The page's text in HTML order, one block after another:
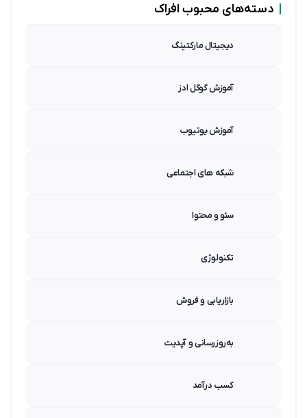
دسته‌های محبوب افراک
دیجیتال مارکتینگ
آموزش گوگل ادز
آموزش یوتیوب
شبکه های اجتماعی
سئو و محتوا
تکنولوژی
بازاریابی و فروش
به‌روزرسانی و آپدیت
کسب درآمد